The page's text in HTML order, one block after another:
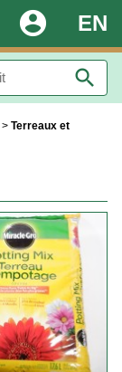
EN
account_circle
search
> Terreaux et